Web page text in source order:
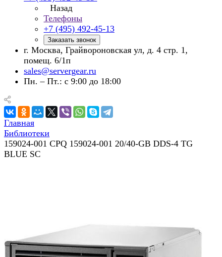
Назад
Телефоны
+7 (495) 492-45-13
Заказать звонок
г. Москва, Грайвороновская ул, д. 4 стр. 1,
помещ. 6/1п
sales@servergear.ru
Пн. – Пт.: с 9:00 до 18:00
Главная
Библиотеки
159024-001 CPQ 159024-001 20/40-GB DDS-4 TG
BLUE SC